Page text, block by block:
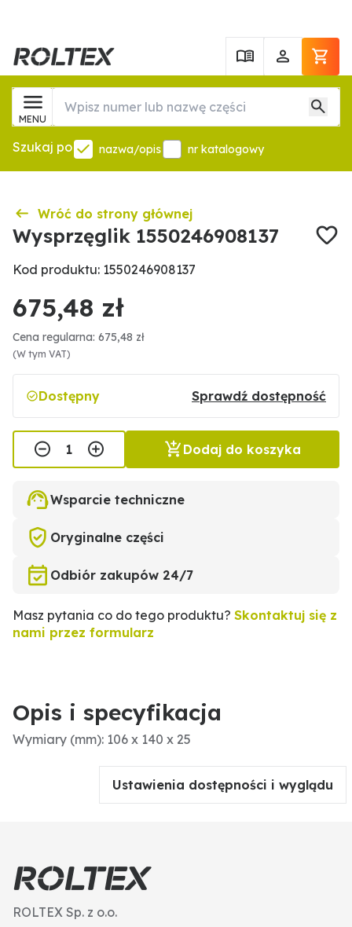
MENU
Szukaj po nazwa/opis nr katalogowy
Wróć do strony głównej
Wysprzęglik 1550246908137
Kod produktu: 1550246908137
675,48 zł
Cena regularna: 675,48 zł
(W tym VAT)
Dostępny Sprawdź dostępność
Dodaj do koszyka
Wsparcie techniczne
Oryginalne części
Odbiór zakupów 24/7
Masz pytania co do tego produktu? Skontaktuj się z
nami przez formularz
Opis i specyfikacja
Wymiary (mm): 106 x 140 x 25
Ustawienia dostępności i wyglądu
ROLTEX Sp. z o.o.